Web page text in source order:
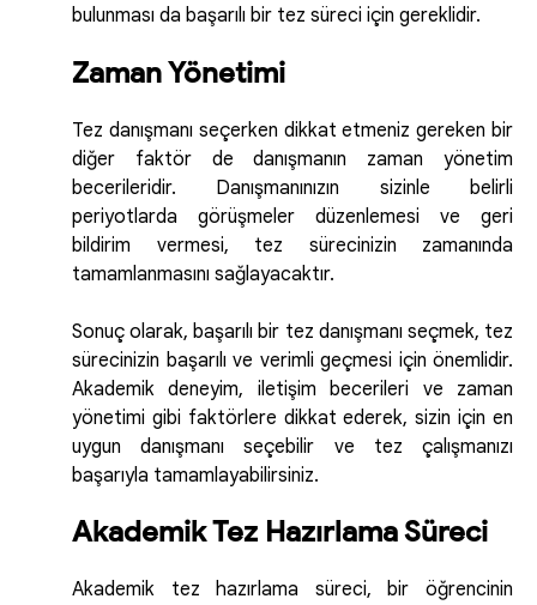
bulunması da başarılı bir tez süreci için gereklidir.
Zaman Yönetimi
Tez danışmanı seçerken dikkat etmeniz gereken bir
diğer faktör de danışmanın zaman yönetim
becerileridir. Danışmanınızın sizinle belirli
periyotlarda görüşmeler düzenlemesi ve geri
bildirim vermesi, tez sürecinizin zamanında
tamamlanmasını sağlayacaktır.
Sonuç olarak, başarılı bir tez danışmanı seçmek, tez
sürecinizin başarılı ve verimli geçmesi için önemlidir.
Akademik deneyim, iletişim becerileri ve zaman
yönetimi gibi faktörlere dikkat ederek, sizin için en
uygun danışmanı seçebilir ve tez çalışmanızı
başarıyla tamamlayabilirsiniz.
Akademik Tez Hazırlama Süreci
Akademik tez hazırlama süreci, bir öğrencinin